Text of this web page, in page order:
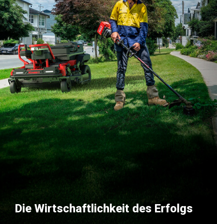
Die Wirtschaftlichkeit des Erfolgs